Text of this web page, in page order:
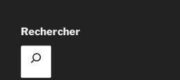
Rechercher